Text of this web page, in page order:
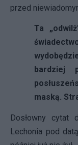
przed
Ta
bardziej
maską.
Dosłowny cytat
Lechonia pod